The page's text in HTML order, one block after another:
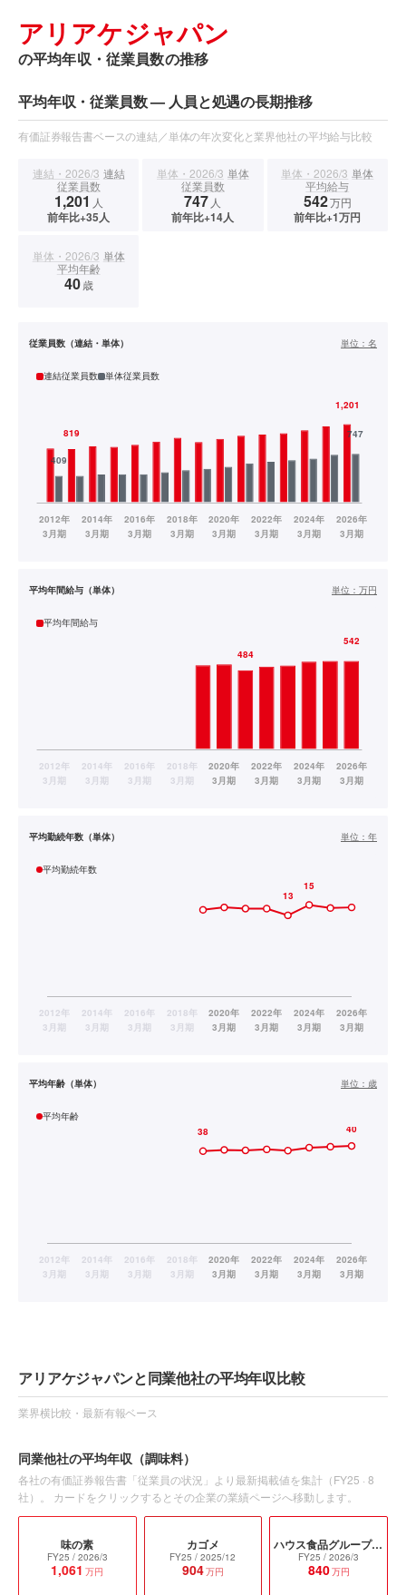
アリアケジャパン
の平均年収・従業員数の推移
平均年収・従業員数 — 人員と処遇の長期推移
有価証券報告書ベースの連結／単体の年次変化と業界他社の平均給与比較
連結・2026/3 連結
従業員数
1,201 人
前年比+35人
単体・2026/3 単体
従業員数
747 人
前年比+14人
単体・2026/3 単体
平均給与
542万円
前年比+1万円
単体・2026/3 単体
平均年齢
40歳
従業員数（連結・単体） 単位： 名
連結従業員数 単体従業員数
平均年間給与（単体） 単位： 万円
平均年間給与
平均勤続年数（単体） 単位： 年
平均勤続年数
平均年齢（単体） 単位： 歳
平均年齢
アリアケジャパンと同業他社の平均年収比較
業界横比較・最新有報ベース
同業他社の平均年収 （調味料）
各社の有価証券報告書「従業員の状況」より最新掲載値を集計（FY25 · 8
社）。 カードをクリックするとその企業の業績ページへ移動します。
味の素
FY25 / 2026/3
1,061 万円
カゴメ
FY25 / 2025/12
904万円
ハウス食品グループ本社
FY25 / 2026/3
840万円